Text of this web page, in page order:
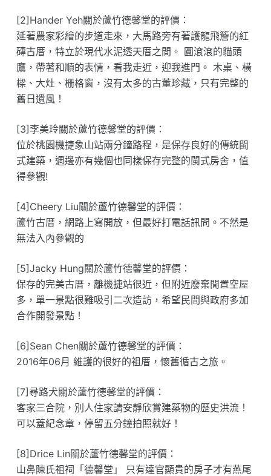
[2]Hander Yeh關於蘆竹德馨堂的評價：
延著農家彩繪的步道走來，大馬路旁有著護龍飛簷的紅
磚古厝，特立於現代水泥透天厝之間。 圓滾滾的貓頭
鷹，帶著和順的表情，看我走近，迎我進門。 木桌、橫
樑、大灶、栅格窗，沒有太多的古董珍藏，只有完整的
舊日遺風！
[3]李美玲關於蘆竹德馨堂的評價：
位於桃園機捷象山站兩分鐘路程，是保存良好的傳統閩
式建築，週邊亦有幾個也同樣保存完整的閩式房舍，值
得參觀!
[4]Cheery Liu關於蘆竹德馨堂的評價：
蘆竹古厝，網路上寫開放，但最好打電話訊問。不然是
無法入內參觀的
[5]Jacky Hung關於蘆竹德馨堂的評價：
保存的完美古厝，離機捷站很近，但附近廢棄閒置空屋
多，單一景點很難吸引二次造訪，希望民間與政府多加
合作開發景點！
[6]Sean Chen關於蘆竹德馨堂的評價：
2016年06月 維護的很好的祖厝，懷舊循古之旅。
[7]尋路犬關於蘆竹德馨堂的評價：
客家三合院，別人住家請安靜欣賞建築物的歷史洪流！
可以蓋紀念章，停留五分鐘拍照就好！
[8]Drice Lin關於蘆竹德馨堂的評價：
山鼻陳氏祖祠「德馨堂」 只有達官顯貴的房子才有燕尾